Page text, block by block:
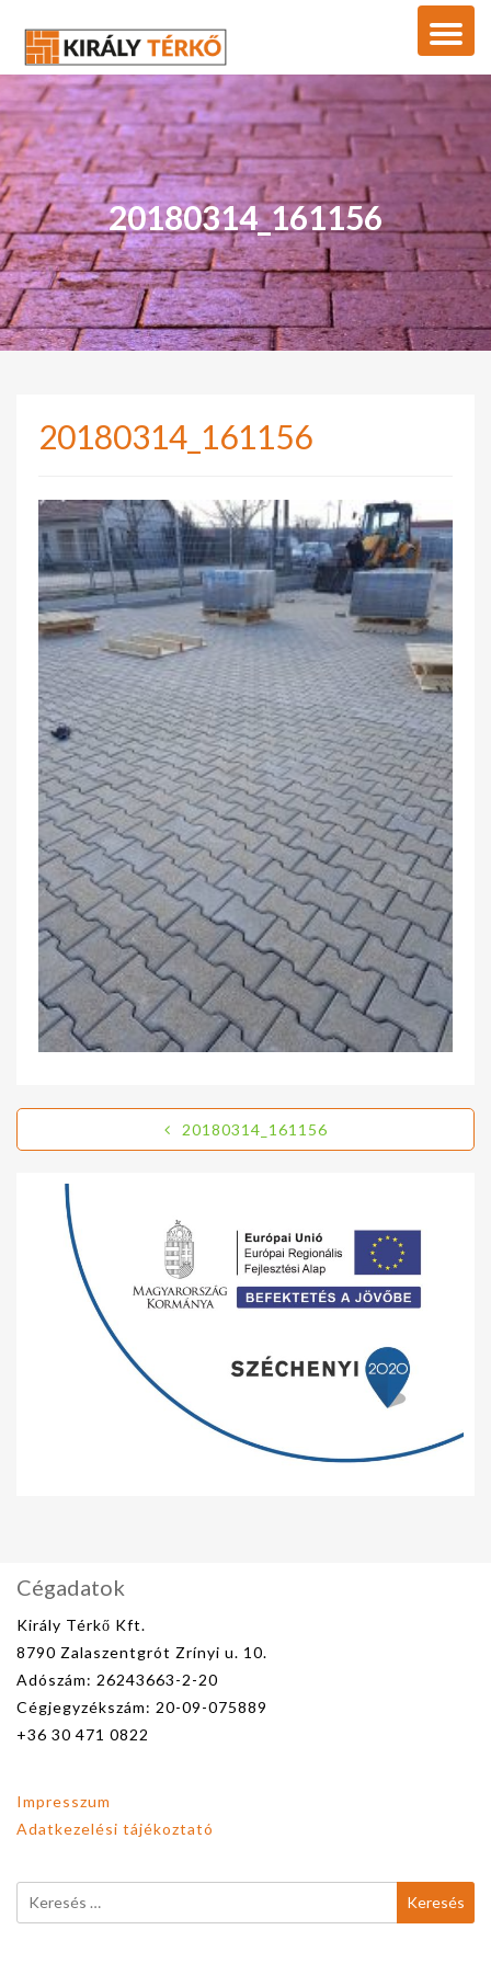
20180314_161156
20180314_161156
20180314_161156
Cégadatok
Király Térkő Kft.
8790 Zalaszentgrót Zrínyi u. 10.
Adószám: 26243663-2-20
Cégjegyzékszám: 20-09-075889
+36 30 471 0822
Impresszum
Adatkezelési tájékoztató